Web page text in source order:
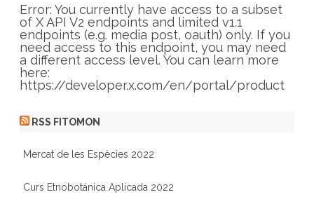
r
i
e
s
Error: You currently have access to a subset
of X API V2 endpoints and limited v1.1
endpoints (e.g. media post, oauth) only. If you
need access to this endpoint, you may need
a different access level. You can learn more
here:
https://developer.x.com/en/portal/product
RSS FITOMON
Mercat de les Espècies 2022
Curs Etnobotánica Aplicada 2022